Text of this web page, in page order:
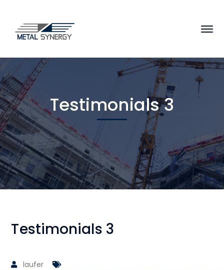
Testimonials 3
Testimonials 3
laufer